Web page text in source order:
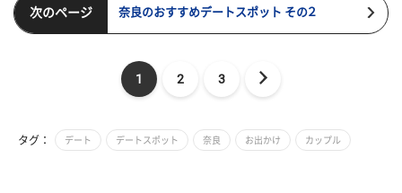
次のページ 奈良のおすすめデートスポット その２
1 2 3
タグ： デート デートスポット 奈良 お出かけ カップル